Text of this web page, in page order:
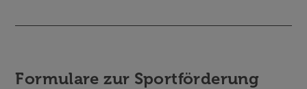
Formulare zur Sportförderung